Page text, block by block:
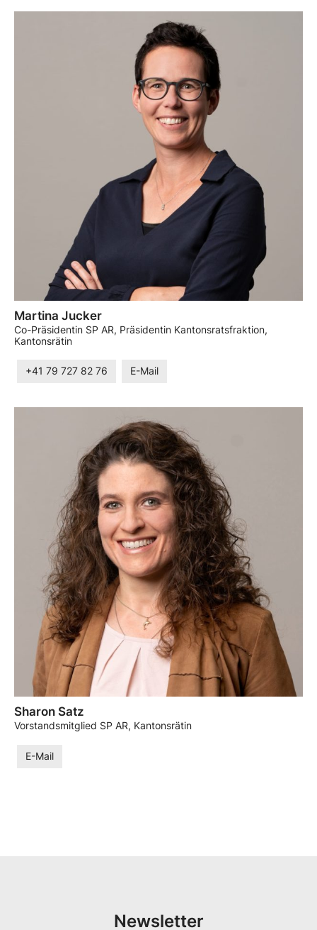
Martina Jucker
Co-Präsidentin SP AR, Präsidentin Kantonsratsfraktion,
Kantonsrätin
+41 79 727 82 76 E-Mail
Sharon Satz
Vorstandsmitglied SP AR, Kantonsrätin
E-Mail
Newsletter